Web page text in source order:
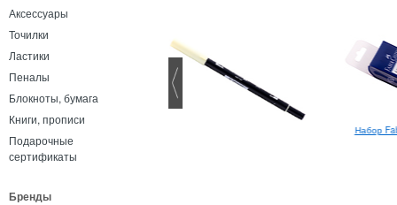
Аксессуары
Точилки
Ластики
Пеналы
Блокноты, бумага
Книги, прописи
Подарочные
сертификаты
Бренды
Набор